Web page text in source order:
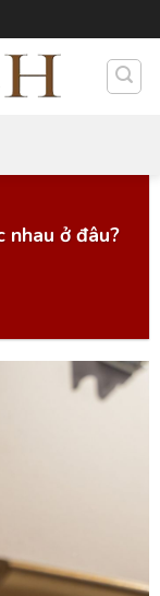
nhau ở đâu?